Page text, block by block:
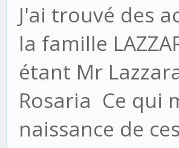
J'ai trouvé des
la famille
étant Mr
Rosaria Ce qui
naissance de